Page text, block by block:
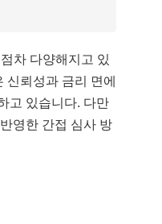
차 다양해지고 있
뢰성과 금리 면에
고 있습니다. 다만
영한 간접 심사 방